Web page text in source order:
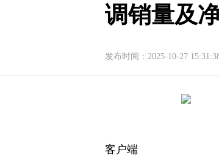
调销量及
发布时间：2025-10-27
客户端